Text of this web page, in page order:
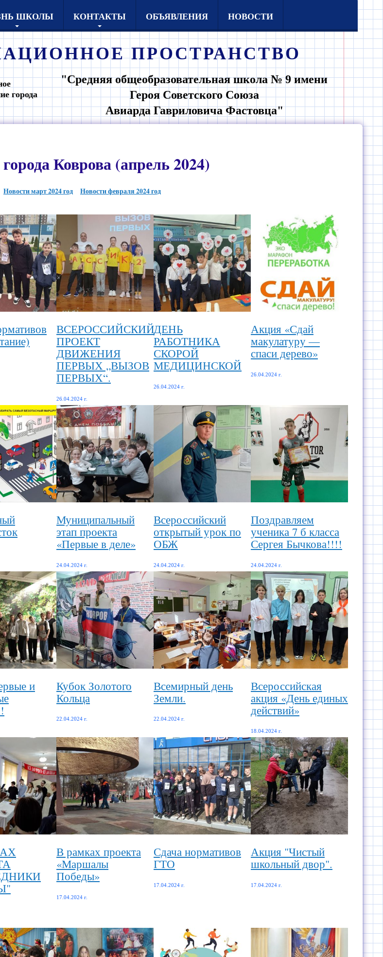
ШКОЛЫ КОНТАКТЫ ОБЪЯВЛЕНИЯ НОВОСТИ
ПРОСТРАНСТВО
города
"Средняя общеобразовательная школа № 9 имени
Героя Советского Союза
Авиарда Гавриловича Фастовца"
Коврова (апрель 2024)
Новости март 2024 год Новости февраля 2024 год
ВСЕРОССИЙСКИЙ
ПРОЕКТ
ДВИЖЕНИЯ
ПЕРВЫХ „ВЫЗОВ
ПЕРВЫХ“.
26.04.2024 г.
ДЕНЬ
РАБОТНИКА
СКОРОЙ
МЕДИЦИНСКОЙ
26.04.2024 г.
Акция «Сдай
макулатуру —
спаси дерево»
26.04.2024 г.
Муниципальный
этап проекта
«Первые в деле»
24.04.2024 г.
Всероссийский
открытый урок по
ОБЖ
24.04.2024 г.
Поздравляем
ученика 7 б класса
Сергея Бычкова!!!!
24.04.2024 г.
и
Кубок Золотого
Кольца
22.04.2024 г.
Всемирный день
Земли.
22.04.2024 г.
Всероссийская
акция «День единых
действий»
18.04.2024 г.
В рамках проекта
«Маршалы
Победы»
17.04.2024 г.
Сдача нормативов
ГТО
17.04.2024 г.
Акция "Чистый
школьный двор".
17.04.2024 г.